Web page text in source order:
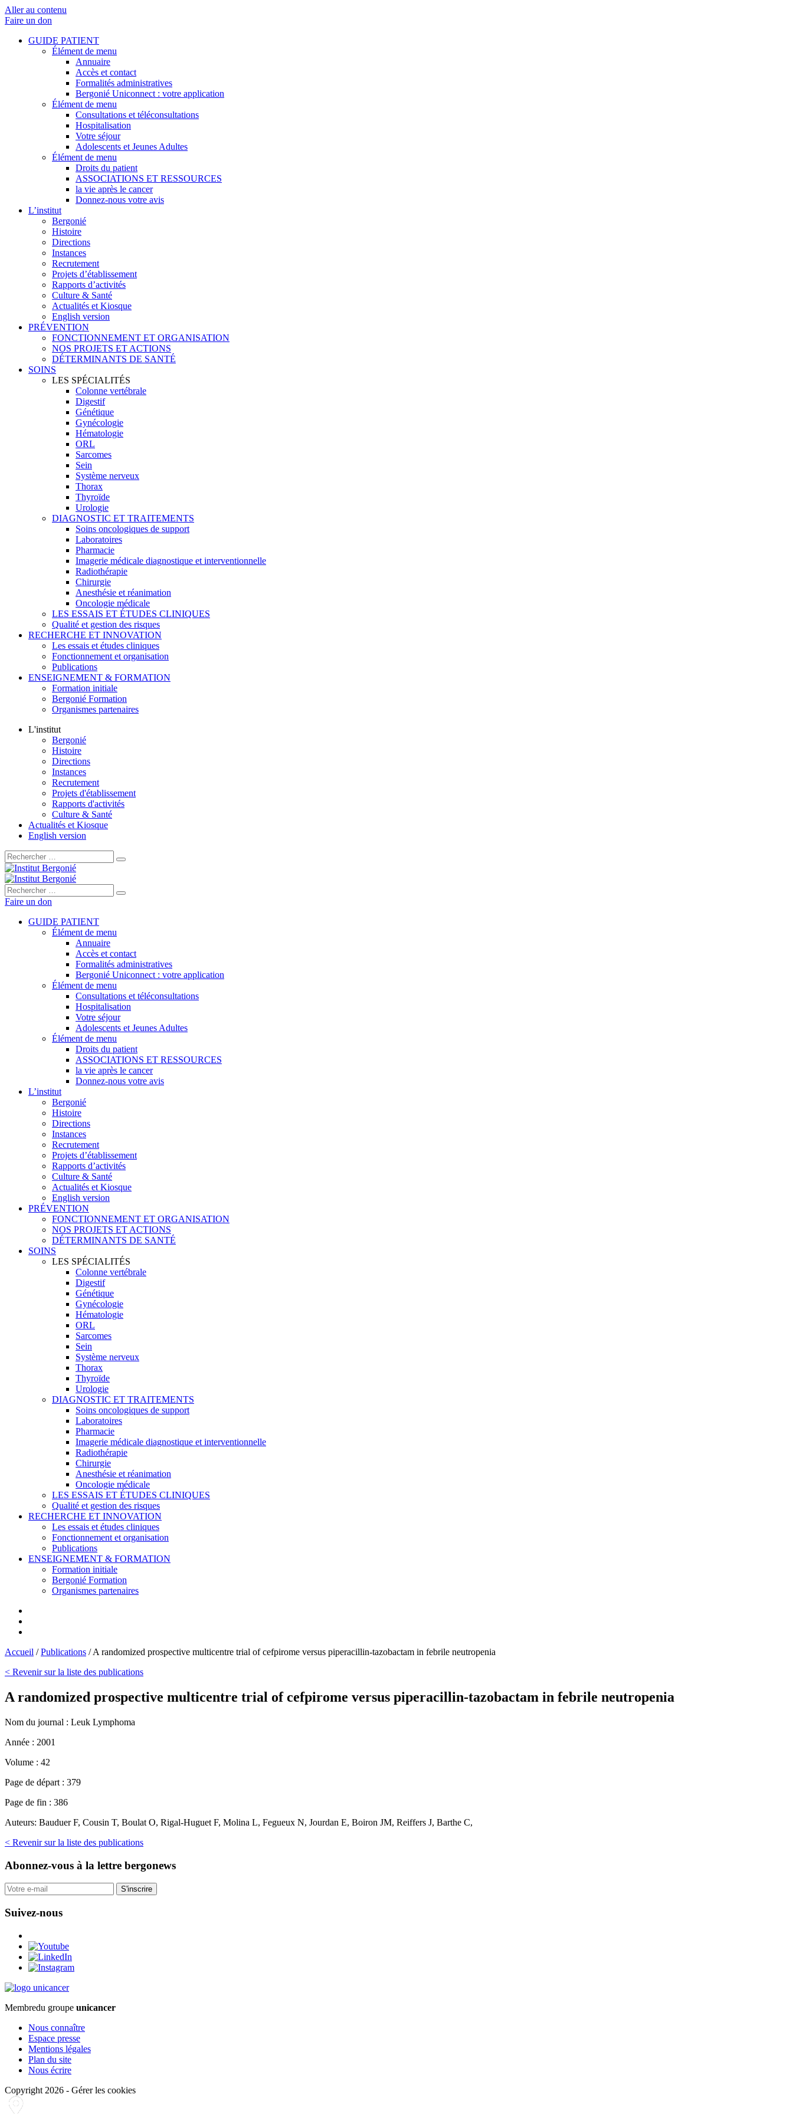
Aller au contenu
Faire un don
GUIDE PATIENT
Élément de menu
Annuaire
Accès et contact
Formalités administratives
Bergonié Uniconnect : votre application
Élément de menu
Consultations et téléconsultations
Hospitalisation
Votre séjour
Adolescents et Jeunes Adultes
Élément de menu
Droits du patient
ASSOCIATIONS ET RESSOURCES
la vie après le cancer
Donnez-nous votre avis
L’institut
Bergonié
Histoire
Directions
Instances
Recrutement
Projets d’établissement
Rapports d’activités
Culture & Santé
Actualités et Kiosque
English version
PRÉVENTION
FONCTIONNEMENT ET ORGANISATION
NOS PROJETS ET ACTIONS
DÉTERMINANTS DE SANTÉ
SOINS
LES SPÉCIALITÉS
Colonne vertébrale
Digestif
Génétique
Gynécologie
Hématologie
ORL
Sarcomes
Sein
Système nerveux
Thorax
Thyroïde
Urologie
DIAGNOSTIC ET TRAITEMENTS
Soins oncologiques de support
Laboratoires
Pharmacie
Imagerie médicale diagnostique et interventionnelle
Radiothérapie
Chirurgie
Anesthésie et réanimation
Oncologie médicale
LES ESSAIS ET ÉTUDES CLINIQUES
Qualité et gestion des risques
RECHERCHE ET INNOVATION
Les essais et études cliniques
Fonctionnement et organisation
Publications
ENSEIGNEMENT & FORMATION
Formation initiale
Bergonié Formation
Organismes partenaires
L'institut
Bergonié
Histoire
Directions
Instances
Recrutement
Projets d'établissement
Rapports d'activités
Culture & Santé
Actualités et Kiosque
English version
Rechercher :
Rechercher :
Faire un don
GUIDE PATIENT
Élément de menu
Annuaire
Accès et contact
Formalités administratives
Bergonié Uniconnect : votre application
Élément de menu
Consultations et téléconsultations
Hospitalisation
Votre séjour
Adolescents et Jeunes Adultes
Élément de menu
Droits du patient
ASSOCIATIONS ET RESSOURCES
la vie après le cancer
Donnez-nous votre avis
L’institut
Bergonié
Histoire
Directions
Instances
Recrutement
Projets d’établissement
Rapports d’activités
Culture & Santé
Actualités et Kiosque
English version
PRÉVENTION
FONCTIONNEMENT ET ORGANISATION
NOS PROJETS ET ACTIONS
DÉTERMINANTS DE SANTÉ
SOINS
LES SPÉCIALITÉS
Colonne vertébrale
Digestif
Génétique
Gynécologie
Hématologie
ORL
Sarcomes
Sein
Système nerveux
Thorax
Thyroïde
Urologie
DIAGNOSTIC ET TRAITEMENTS
Soins oncologiques de support
Laboratoires
Pharmacie
Imagerie médicale diagnostique et interventionnelle
Radiothérapie
Chirurgie
Anesthésie et réanimation
Oncologie médicale
LES ESSAIS ET ÉTUDES CLINIQUES
Qualité et gestion des risques
RECHERCHE ET INNOVATION
Les essais et études cliniques
Fonctionnement et organisation
Publications
ENSEIGNEMENT & FORMATION
Formation initiale
Bergonié Formation
Organismes partenaires
Accueil /Publications /A randomized prospective multicentre trial of cefpirome versus piperacillin-tazobactam in febrile neutropenia
< Revenir sur la liste des publications
A randomized prospective multicentre trial of cefpirome versus piperacillin-tazobactam in febrile neutropenia
Nom du journal : Leuk Lymphoma
Année : 2001
Volume : 42
Page de départ : 379
Page de fin : 386
Auteurs: Bauduer F, Cousin T, Boulat O, Rigal-Huguet F, Molina L, Fegueux N, Jourdan E, Boiron JM, Reiffers J, Barthe C,
< Revenir sur la liste des publications
Abonnez-vous à la lettre bergonews
S'inscrire
Suivez-nous
Membredu groupe unicancer
Nous connaître
Espace presse
Mentions légales
Plan du site
Nous écrire
Copyright 2026 - Gérer les cookies